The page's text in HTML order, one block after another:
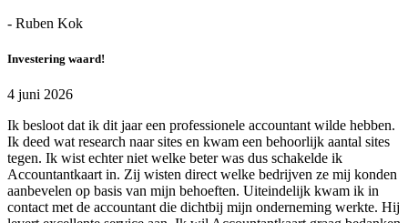
- Ruben Kok
Investering waard!
4 juni 2026
Ik besloot dat ik dit jaar een professionele accountant wilde hebben.
Ik deed wat research naar sites en kwam een behoorlijk aantal sites
tegen. Ik wist echter niet welke beter was dus schakelde ik
Accountantkaart in. Zij wisten direct welke bedrijven ze mij konden
aanbevelen op basis van mijn behoeften. Uiteindelijk kwam ik in
contact met de accountant die dichtbij mijn onderneming werkte. Hij